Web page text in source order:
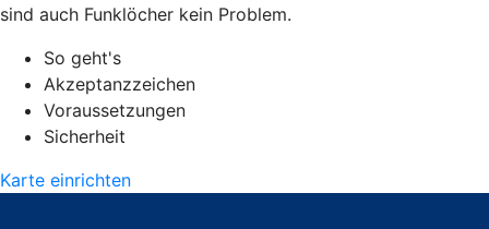
sind auch Funklöcher kein Problem.
So geht's
Akzeptanzzeichen
Voraussetzungen
Sicherheit
Karte einrichten